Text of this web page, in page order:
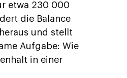
etwa 230 000
die Balance
und stellt
Aufgabe: Wie
in einer